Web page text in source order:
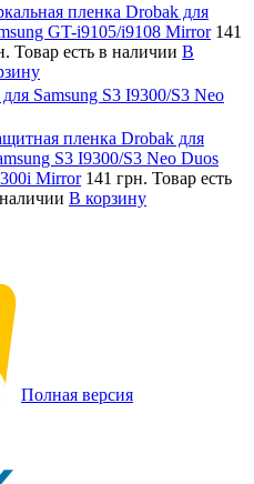
пленка Drobak для
GT-i9105/i9108 Mirror 141
Товар есть в наличии В
Samsung S3 I9300/S3 Neo
пленка Drobak для
S3 I9300/S3 Neo Duos
Mirror 141 грн. Товар есть
В корзину
Полная версия